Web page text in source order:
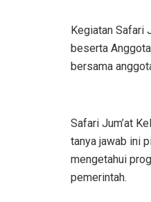
Kegiatan Safari
beserta
bersama
Safari Jum’at
tanya jawab ini
mengetahui
pemerintah.